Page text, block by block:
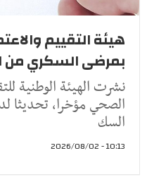
هيئة التقييم
بمرضى السكري من
نشرت الهيئة الوطنية
الصحي مؤخرا، تحديثا
السك
10:13 - 2026/08/02